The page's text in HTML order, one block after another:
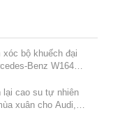
xóc bộ khuếch đại
Benz W164
lại cao su tự nhiên
xuân cho Audi,